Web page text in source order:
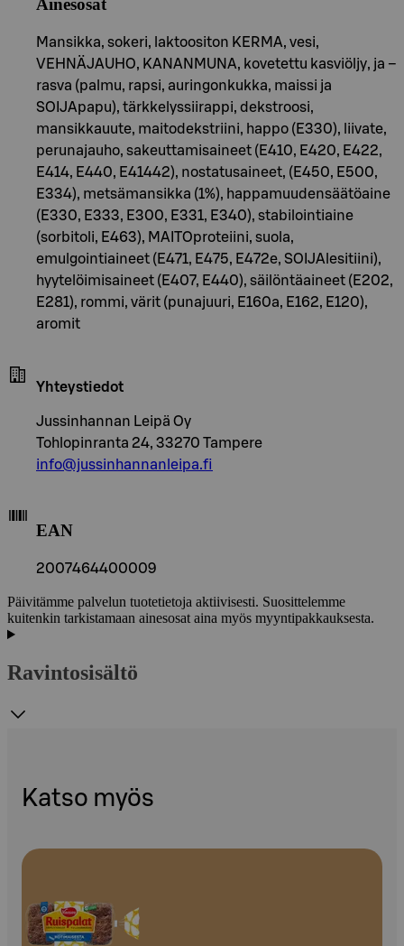
Ainesosat
Mansikka, sokeri, laktoositon KERMA, vesi,
VEHNÄJAUHO, KANANMUNA, kovetettu kasviöljy, ja –
rasva (palmu, rapsi, auringonkukka, maissi ja
SOIJApapu), tärkkelyssiirappi, dekstroosi,
mansikkauute, maitodekstriini, happo (E330), liivate,
perunajauho, sakeuttamisaineet (E410, E420, E422,
E414, E440, E41442), nostatusaineet, (E450, E500,
E334), metsämansikka (1%), happamuudensäätöaine
(E330, E333, E300, E331, E340), stabilointiaine
(sorbitoli, E463), MAITOproteiini, suola,
emulgointiaineet (E471, E475, E472e, SOIJAlesitiini),
hyytelöimisaineet (E407, E440), säilöntäaineet (E202,
E281), rommi, värit (punajuuri, E160a, E162, E120),
aromit
Yhteystiedot
Jussinhannan Leipä Oy
Tohlopinranta 24, 33270 Tampere
info@jussinhannanleipa.fi
EAN
2007464400009
Päivitämme palvelun tuotetietoja aktiivisesti. Suosittelemme
kuitenkin tarkistamaan ainesosat aina myös myyntipakkauksesta.
Ravintosisältö
Katso myös